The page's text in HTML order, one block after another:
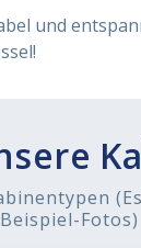
und
Beispiel-Fotos)